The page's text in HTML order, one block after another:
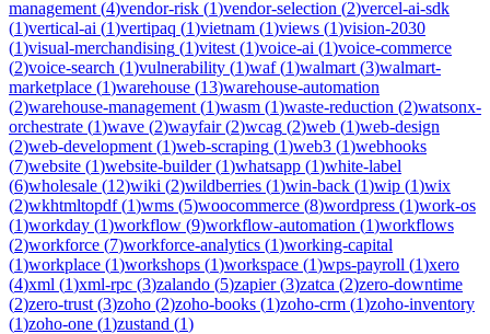
management (4)vendor-risk (1)vendor-selection (2)vercel-ai-sdk
(1)vertical-ai (1)vertipaq (1)vietnam (1)views (1)vision-2030
(1)visual-merchandising (1)vitest (1)voice-ai (1)voice-commerce
(2)voice-search (1)vulnerability (1)waf(1)walmart (3)walmart-
marketplace (1)warehouse (13)warehouse-automation
(2)warehouse-management (1)wasm (1)waste-reduction (2)watsonx-
orchestrate (1)wave (2)wayfair(2)wcag (2)web (1)web-design
(2)web-development (1)web-scraping (1)web3 (1)webhooks
(7)website (1)website-builder(1)whatsapp (1)white-label
(6)wholesale (12)wiki (2)wildberries (1)win-back (1)wip (1)wix
(2)wkhtmltopdf(1)wms (5)woocommerce (8)wordpress (1)work-os
(1)workday (1)workflow (9)workflow-automation (1)workflows
(2)workforce (7)workforce-analytics (1)working-capital
(1)workplace (1)workshops (1)workspace (1)wps-payroll (1)xero
(4)xml (1)xml-rpc (3)zalando (5)zapier(3)zatca (2)zero-downtime
(2)zero-trust (3)zoho (2)zoho-books (1)zoho-crm (1)zoho-inventory
(1)zoho-one (1)zustand (1)